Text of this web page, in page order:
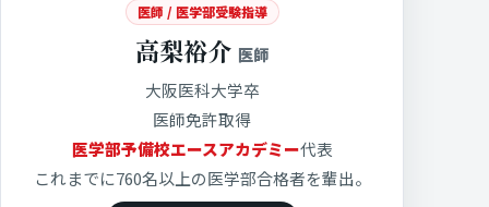
医師 / 医学部受験指導
高梨裕介 医師
大阪医科大学卒
医師免許取得
医学部予備校エースアカデミー代表
これまでに760名以上の医学部合格者を輩出。